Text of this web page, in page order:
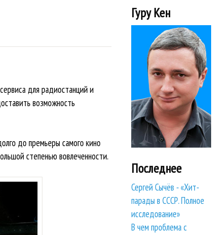
для радиостанций и
возможность
до премьеры самого кино
степенью вовлеченности.
Гуру Кен
Последнее
Сергей Сычёв - «Хит-
парады в СССР. Полное
исследование»
В чем проблема с